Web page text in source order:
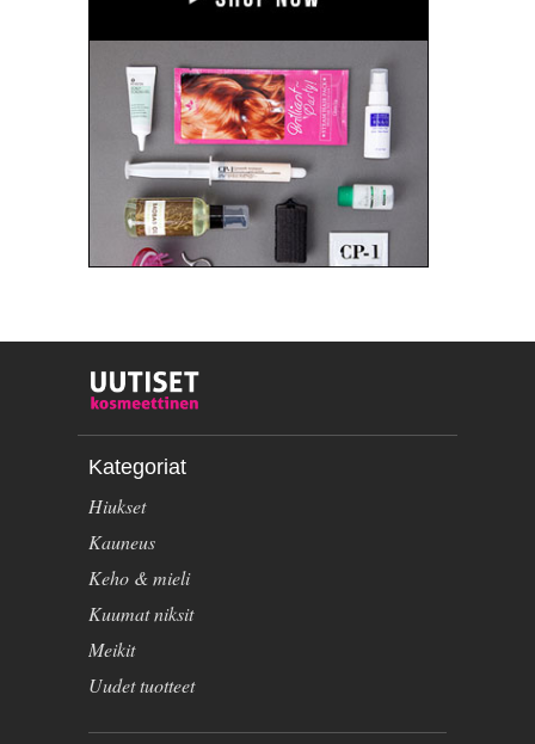
Kategoriat
Hiukset
Kauneus
Keho & mieli
Kuumat niksit
Meikit
Uudet tuotteet